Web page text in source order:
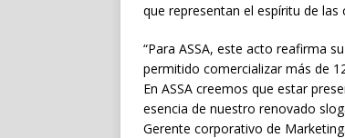
que representan el espíritu de las
“Para ASSA, este acto reafirma
permitido comercializar más de
En ASSA creemos que estar
esencia de nuestro renovado
Gerente corporativo de Marketing.